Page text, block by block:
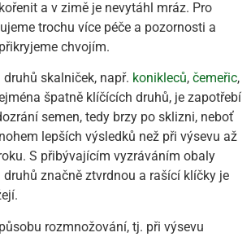
a v zimě je nevytáhl mráz. Pro
trochu více péče a pozornosti a
chvojím.
skalniček, např. konikleců, čemeřic,
špatně klíčících druhů, je zapotřebí
semen, tedy brzy po sklizni, neboť
lepších výsledků než při výsevu až
S přibývajícím vyzráváním obaly
značně ztvrdnou a rašící klíčky je
rozmnožování, tj. při výsevu